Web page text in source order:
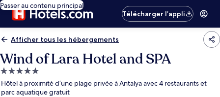
Passer au contenu principal
Télécharger l’appli
Afficher tous les hébergements
Wind of Lara Hotel and SPA
Hébergement
5.0 étoiles
Hôtel à proximité d’une plage privée à Antalya avec 4 restaurants et
parc aquatique gratuit